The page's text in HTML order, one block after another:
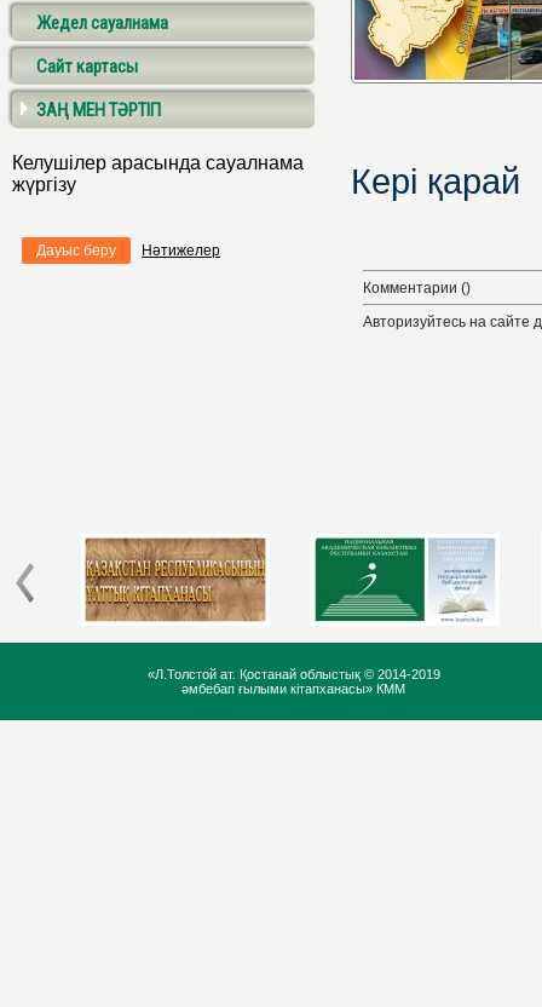
Жедел сауалнама
Сайт картасы
ЗАҢ МЕН ТӘРТІП
Келушілер арасында сауалнама
жүргізу
Дауыс беру Нәтижелер
Кері қарай
Комментарии ()
Авторизуйтесь на сайте
«Л.Толстой ат. Қостанай облыстық © 2014-2019
әмбебап ғылыми кітапханасы» КММ